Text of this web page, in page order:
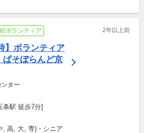
ボランティア 2年以上前
】ボランティア
ぱそぼらんど京
ンター
条駅 徒歩7分]
, 高, 大, 専)・シニア